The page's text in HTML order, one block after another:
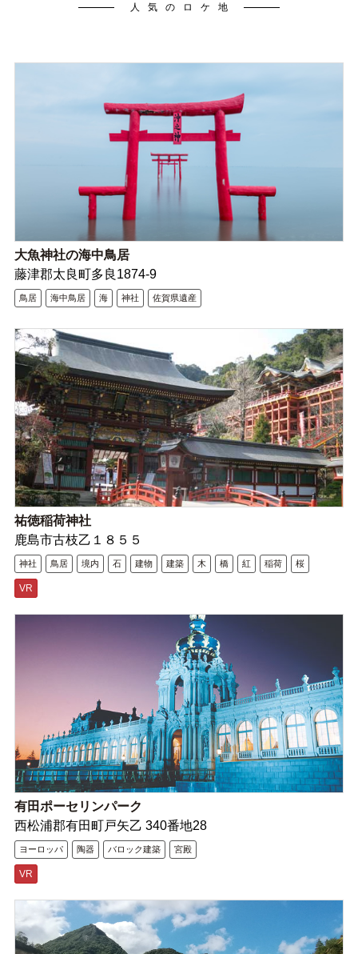
人気のロケ地
大魚神社の海中鳥居
藤津郡太良町多良1874-9
鳥居 海中鳥居 海 神社 佐賀県遺産
祐徳稲荷神社
鹿島市古枝乙１８５５
神社 鳥居 境内 石 建物 建築 木 橋 紅 稲荷 桜
VR
有田ポーセリンパーク
西松浦郡有田町戸矢乙 340番地28
ヨーロッパ 陶器 バロック建築 宮殿
VR